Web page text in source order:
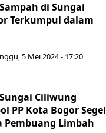
di Sungai
Terkumpul dalam
5 Mei 2024 - 17:20
Ciliwung
PP Kota Bogor Segel
Pembuang Limbah